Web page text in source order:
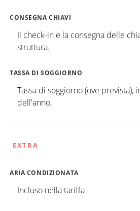
CONSEGNA CHIAVI
Il check-in e la consegna delle
struttura.
TASSA DI SOGGIORNO
Tassa di soggiorno (ove prevista),
dell'anno.
EXTRA
ARIA CONDIZIONATA
Incluso nella tariffa